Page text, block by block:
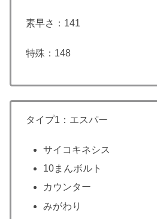
素早さ：141
特殊：148
タイプ1：エスパー
サイコキネシス
10まんボルト
カウンター
みがわり